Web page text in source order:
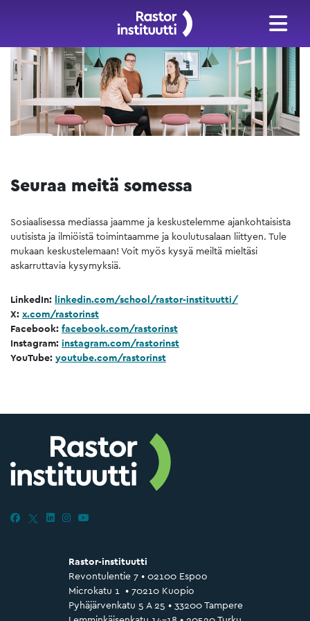
Seuraa meitä somessa
Sosiaalisessa mediassa jaamme ja keskustelemme ajankohtaisista
uutisista ja ilmiöistä toimintaamme ja koulutusalaan liittyen. Tule
mukaan keskustelemaan! Voit myös kysyä meiltä mieltäsi
askarruttavia kysymyksiä.
LinkedIn: linkedin.com/school/rastor-instituutti/
X: x.com/rastorinst
Facebook: facebook.com/rastorinst
Instagram: instagram.com/rastorinst
YouTube: youtube.com/rastorinst
Rastor-instituutti
Revontulentie 7 • 02100 Espoo
Microkatu 1 • 70210 Kuopio
Pyhäjärvenkatu 5 A 25 • 33200 Tampere